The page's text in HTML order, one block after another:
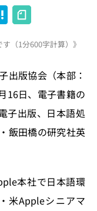
H
at
e
n
a
（1分600字計算）》
出版協会（本部：
16日、電子書籍の
子出版、日本語処
飯田橋の研究社英
本社で日本語環
米Appleシニアマ